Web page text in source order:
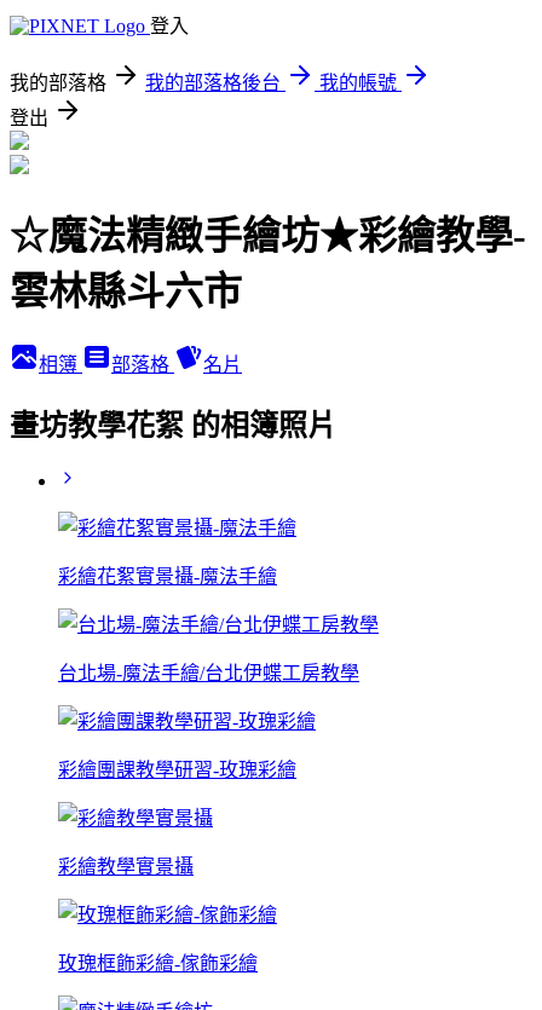
登入
我的部落格 我的部落格後台
我的帳號
登出
☆魔法精緻手繪坊★彩繪教學-
雲林縣斗六市
相簿 部落格 名片
畫坊教學花絮 的相簿照片
彩繪花絮實景攝-魔法手繪
台北場-魔法手繪/台北伊蝶工房教學
彩繪團課教學研習-玫瑰彩繪
彩繪教學實景攝
玫瑰框飾彩繪-傢飾彩繪